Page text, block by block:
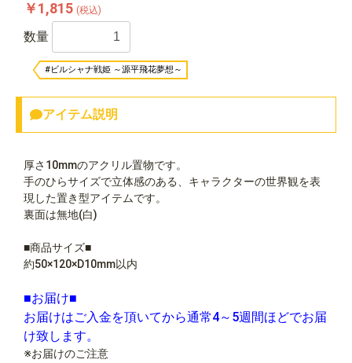
￥1,815 (税込)
数量
#ビルシャナ戦姫 ～源平飛花夢想～
アイテム説明
厚さ10mmのアクリル置物です。
手のひらサイズで立体感のある、キャラクターの世界観を表
現した置き型アイテムです。
裏面は無地(白)
■商品サイズ■
約50×120×D10mm以内
■お届け■
お届けはご入金を頂いてから通常4～5週間ほどでお届
け致します。
※お届けのご注意